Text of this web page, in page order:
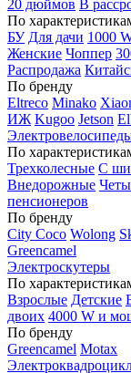
20 дюймов В
По
БУ Для дачи 1000
Женские Чоппер
Распродажа
По бренду
Eltreco Minako
ИЖ Kugoo Jetson
По
Трехколесные С
Внедорожные
пенсионеров
По бренду
City Coco Wolong
Greencamel
Электроскутеры
По
Взрослые Детские
двоих 4000 W и
По бренду
Greencamel Motax